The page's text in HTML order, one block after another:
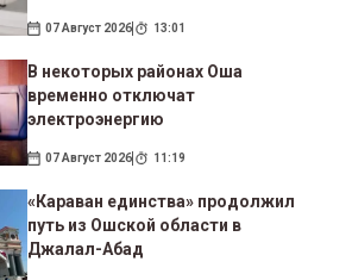
07 Август 2026 13:01
В некоторых районах Оша
временно отключат
электроэнергию
07 Август 2026 11:19
«Караван единства» продолжил
путь из Ошской области в
Джалал-Абад